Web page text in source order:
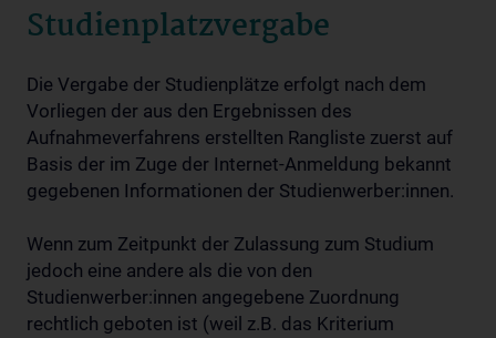
Studienplatzvergabe
Die Vergabe der Studienplätze erfolgt nach dem
Vorliegen der aus den Ergebnissen des
Aufnahmeverfahrens erstellten Rangliste zuerst auf
Basis der im Zuge der Internet-Anmeldung bekannt
gegebenen Informationen der Studienwerber:innen.
Wenn zum Zeitpunkt der Zulassung zum Studium
jedoch eine andere als die von den
Studienwerber:innen angegebene Zuordnung
rechtlich geboten ist (weil z.B. das Kriterium